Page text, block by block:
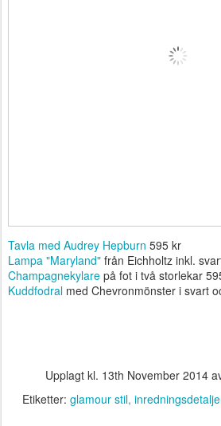
Tavla med Audrey Hepburn 595 kr
Lampa "Maryland" från Eichholtz inkl.
Champagnekylare på fot i två storlekar
Kuddfodral med Chevronmönster i svart
Upplagt kl. 13th November 2014
Etiketter: glamour stil